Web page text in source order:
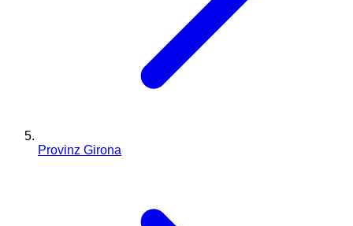
Provinz Girona